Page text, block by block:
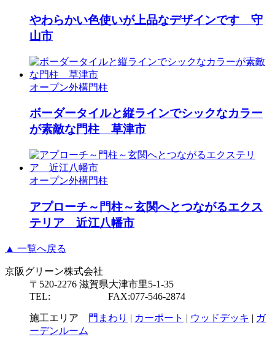
やわらかい色使いが上品なデザインです 守
山市
オープン外構門柱
ボーダータイルと縦ラインでシックなカラー
が素敵な門柱 草津市
オープン外構門柱
アプローチ～門柱～玄関へとつながるエクス
テリア 近江八幡市
▲ 一覧へ戻る
京阪グリーン株式会社
〒520-2276 滋賀県大津市里5-1-35
TEL:
FAX:077-546-2874
施工エリア 門まわり | カーポート | ウッドデッキ | ガ
ーデンルーム